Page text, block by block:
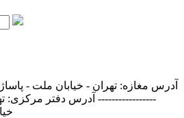
آدرس مغازه: تهران - خیابان ملت -
----------------- آدرس دفتر مرکزی:
خیابان